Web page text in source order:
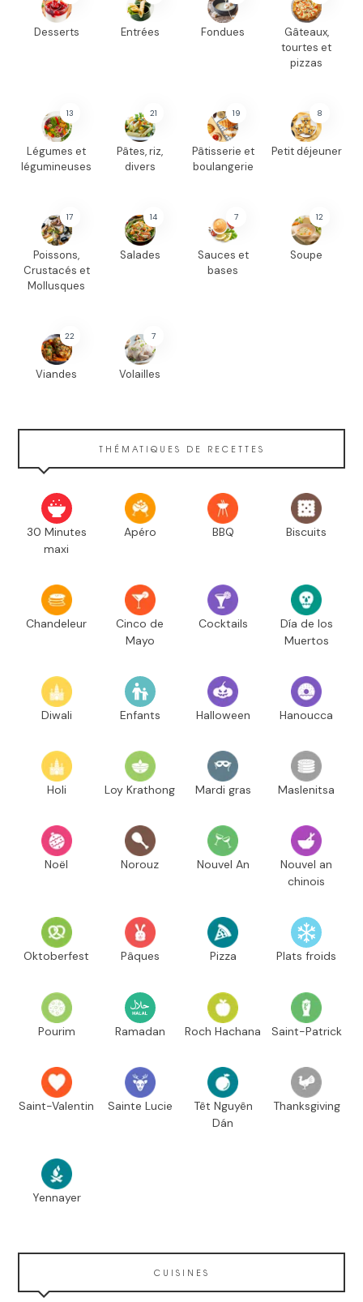
Desserts Entrées Fondues
Gâteaux,
tourtes et
pizzas
13
Légumes et
légumineuses
21
Pâtes, riz,
divers
19
Pâtisserie et
boulangerie
8
Petit déjeuner
17
Poissons,
Crustacés et
Mollusques
14
Salades
7
Sauces et
bases
12
Soupe
22
Viandes
7
Volailles
THÉMATIQUES DE RECETTES
30 Minutes
maxi
Apéro BBQ Biscuits
Chandeleur
Cinco de
Mayo
Cocktails
Día de los
Muertos
Diwali Enfants Halloween Hanoucca
Holi Loy Krathong Mardi gras Maslenitsa
Noël Norouz Nouvel An
Nouvel an
chinois
Oktoberfest Pâques Pizza Plats froids
Pourim Ramadan Roch Hachana Saint-Patrick
Saint-Valentin Sainte Lucie
Têt Nguyên
Dán
Thanksgiving
Yennayer
CUISINES